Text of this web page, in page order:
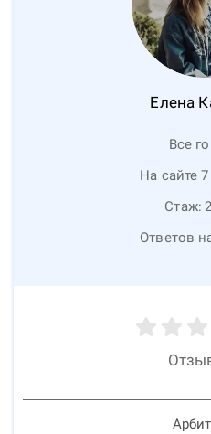
Елена
Все
На сайте
Стаж:
Ответов